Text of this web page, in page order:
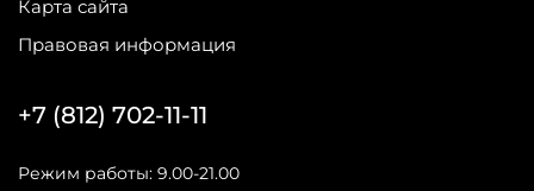
Карта сайта
Правовая информация
+7 (812) 702-11-11
Режим работы: 9.00-21.00